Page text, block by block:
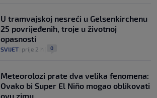
U tramvajskoj nesreći u Gelsenkirchenu
25 povrijeđenih, troje u životnoj
opasnosti
SVIJET prije 2 h 0
Meteorolozi prate dva velika fenomena:
Ovako bi Super El Niño mogao oblikovati
ovu zimu